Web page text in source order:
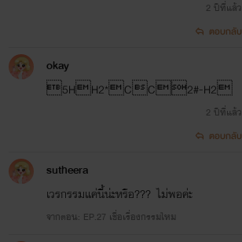
2 ปีที่แล้ว
ตอบกลับ
okay
5HH2*CC2#-H2
2 ปีที่แล้ว
ตอบกลับ
sutheera
เวรกรรมแค่นี้น่ะหรือ??? ไม่พอค่ะ
จากตอน: EP.27 เชื่อเรื่องกรรมไหม